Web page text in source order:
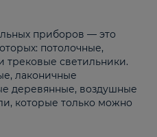
приборов — это
потолочные,
трековые светильники.
лаконичные
деревянные, воздушные
которые только можно